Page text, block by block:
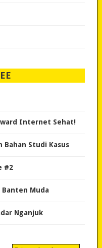
Internet Sehat!
Bahan Studi Kasus
#2
Banten Muda
Nganjuk